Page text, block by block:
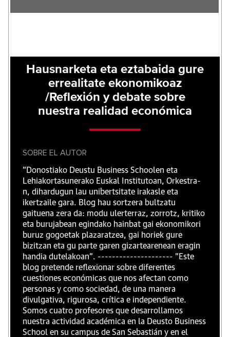
Hausnarketa eta eztabaida gure
errealitate ekonomikoaz
/Reflexión y debate sobre
nuestra realidad económica
SOBRE EL AUTOR
"Donostiako Deustu Business Schoolen eta
Lehiakortasunerako Euskal Institutoan, Orkestra-
n, dihardugun lau unibertsitate irakasle eta
ikertzaile gara. Blog hau sortzera bultzatu
gaituena zera da: modu ulerterraz, zorrotz, kritiko
eta burujabean egindako hainbat gai ekonomikori
buruz gogoetak plazaratzea, gai horiek gure
bizitzan eta gu parte garen gizartearenean eragin
handia dutelakoan". --------------------- "Este
blog pretende reflexionar sobre diferentes
cuestiones económicas que nos afectan como
personas y como sociedad, de una manera
divulgativa, rigurosa, crítica e independiente.
Somos cuatro profesores que desarrollamos
nuestra actividad académica en la Deusto Business
School en su campus de San Sebastián y en el